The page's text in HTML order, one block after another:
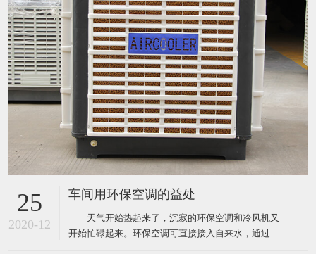
25
2020-12
车间用环保空调的益处
天气开始热起来了，沉寂的环保空调和冷风机又
开始忙碌起来。环保空调可直接接入自来水，通过风